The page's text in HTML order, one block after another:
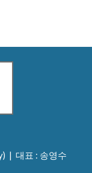
|  대표 : 송영수